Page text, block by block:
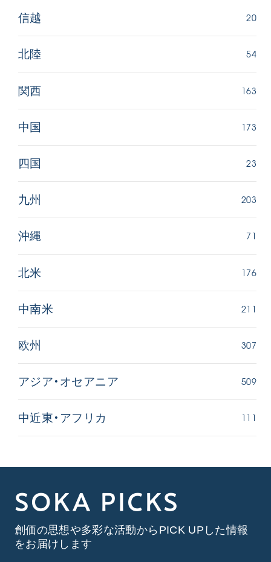
信越 20
北陸 54
関西 163
中国 173
四国 23
九州 203
沖縄 71
北米 176
中南米 211
欧州 307
アジア・オセアニア 509
中近東・アフリカ 111
SOKA PICKS
創価の思想や多彩な活動からPICK UPした情報
をお届けします